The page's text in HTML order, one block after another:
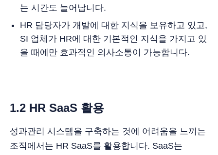
는 시간도 늘어납니다.
HR 담당자가 개발에 대한 지식을 보유하고 있고,
SI 업체가 HR에 대한 기본적인 지식을 가지고 있
을 때에만 효과적인 의사소통이 가능합니다.
1.2 HR SaaS 활용
성과관리 시스템을 구축하는 것에 어려움을 느끼는
조직에서는 HR SaaS를 활용합니다. SaaS는